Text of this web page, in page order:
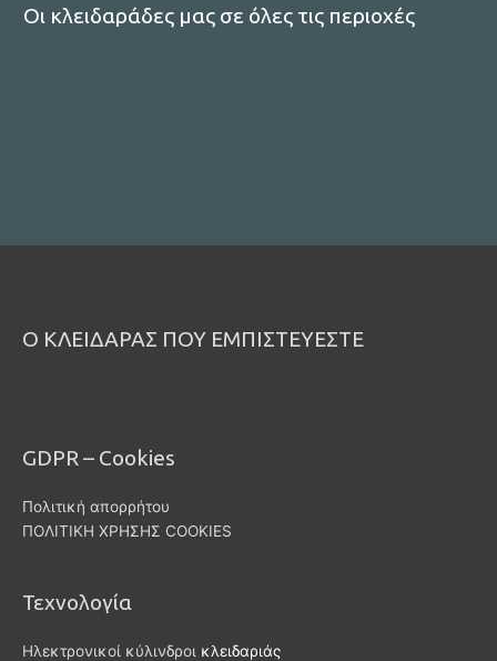
Οι κλειδαράδες μας σε όλες τις περιοχές
Ο ΚΛΕΙΔΑΡΑΣ ΠΟΥ ΕΜΠΙΣΤΕΥΕΣΤΕ
GDPR – Cookies
Πολιτική απορρήτου
ΠΟΛΙΤΙΚΗ ΧΡΗΣΗΣ COOKIES
Τεχνολογία
Ηλεκτρονικοί κύλινδροι κλειδαριάς